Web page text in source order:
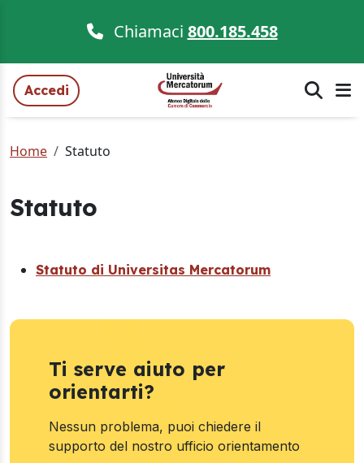
Chiamaci 800.185.458
Accedi
Home Statuto
Statuto
Statuto di Universitas Mercatorum
Ti serve aiuto per
orientarti?
Nessun problema, puoi chiedere il
supporto del nostro ufficio orientamento